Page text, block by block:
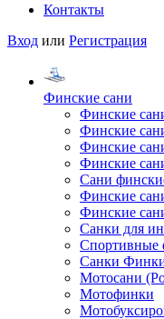
Контакты
Вход или Регистрация
Финские сани
Финские
Финские
Финские
Финские
Сани
Финские
Финские
Санки для
Спортивные
Санки
Мотосани
Мотофинки